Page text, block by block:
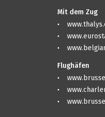
Mit dem Zug
Flughäfen